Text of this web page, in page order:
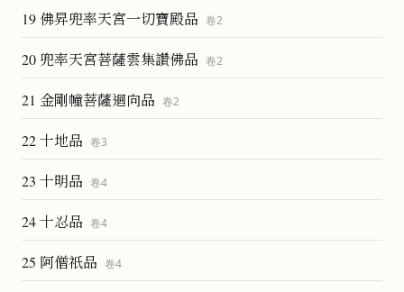
19 佛昇兜率天宮一切寶殿品 卷2
20 兜率天宮菩薩雲集讚佛品 卷2
21 金剛幢菩薩迴向品 卷2
22 十地品 卷3
23 十明品 卷4
24 十忍品 卷4
25 阿僧祇品 卷4